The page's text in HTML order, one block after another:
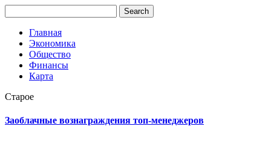
Главная
Экономика
Общество
Финансы
Карта
Старое
Заоблачные вознаграждения топ-менеджеров